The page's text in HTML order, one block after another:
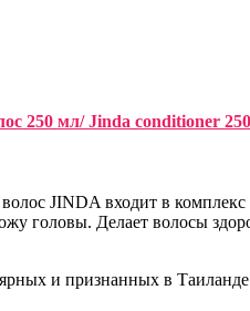
250 мл/ Jinda conditioner
JINDA входит в
головы. Делает волосы
и признанных в